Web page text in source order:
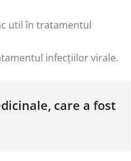
util în tratamentul
infecțiilor virale.
care a fost